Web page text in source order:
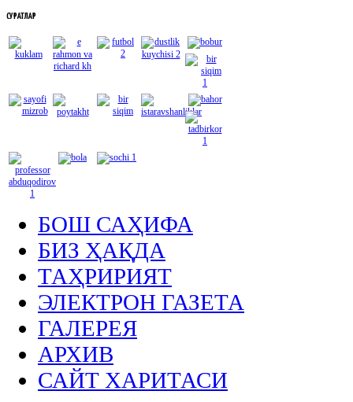
СУРАТЛАР
БОШ САҲИФА
БИЗ ҲАҚДА
ТАҲРИРИЯТ
ЭЛЕКТРОН ГАЗЕТА
ГАЛЕРЕЯ
АРХИВ
САЙТ ХАРИТАСИ